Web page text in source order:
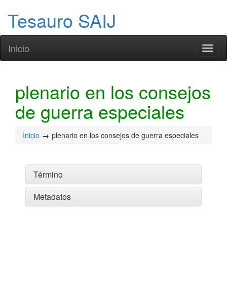
Tesauro SAIJ
Inicio
plenario en los consejos
de guerra especiales
Inicio plenario en los consejos de guerra especiales
Término
Metadatos